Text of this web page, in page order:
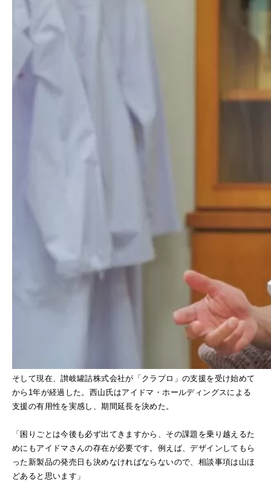
そして現在、讃岐罐詰株式会社が「クラプロ」の支援を受け始めて
から1年が経過した。西山氏はアイドマ・ホールディングスによる
支援の有用性を実感し、期間延長を決めた。
「困りごとは今後も必ず出てきますから、その課題を乗り越えるた
めにもアイドマさんの存在が必要です。例えば、デザインしてもら
った新製品の発売日も決めなければならないので、相談事項は山ほ
どあると思います」